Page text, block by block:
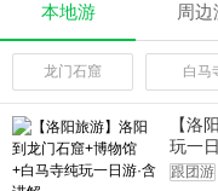
本地游 周边
龙门石窟 白马
【洛
玩一
跟团游